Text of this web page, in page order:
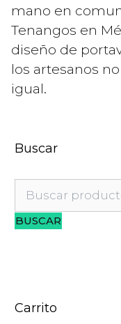
mano en
Tenangos en
diseño de
los artesanos
igual.
Buscar
por:
BUSCAR
Carrito